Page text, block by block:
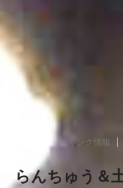
リンク情報
らんちゅう＆